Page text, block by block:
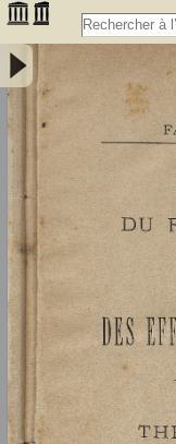
Droit romain : du
bénéfice d'inventaire -